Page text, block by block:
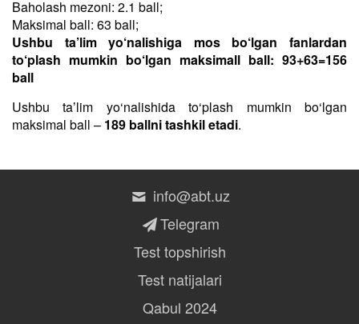
Baholash mezoni: 2.1 ball;
Maksimal ball: 63 ball;
Ushbu ta’lim yo‘nalishiga mos bo‘lgan fanlardan
to‘plash mumkin bo‘lgan maksimall ball: 93+63=156
ball
Ushbu taʼlim yo‘nalishida to‘plash mumkin bo‘lgan
maksimal ball – 189 ballni tashkil etadi.
info@abt.uz
Telegram
Test topshirish
Test natijalari
Qabul 2024